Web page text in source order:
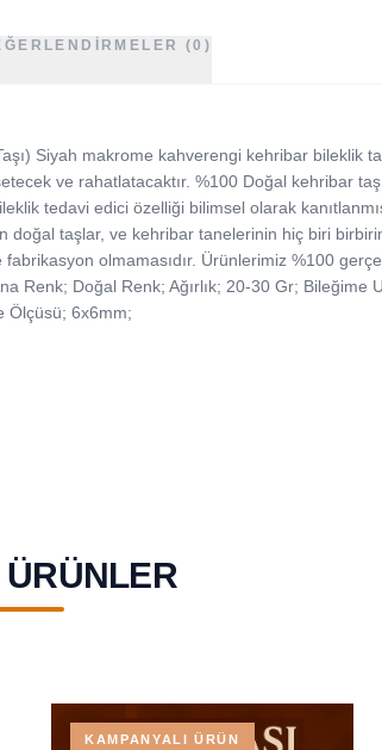
(0)
Siyah makrome kahverengi kehribar bileklik
ve rahatlatacaktır. %100 Doğal kehribar
tedavi edici özelliği bilimsel olarak
taşlar, ve kehribar tanelerinin hiç biri
olmamasıdır. Ürünlerimiz %100
Renk; Doğal Renk; Ağırlık; 20-30 Gr; Bileğime
Ölçüsü; 6x6mm;
KAMPANYALI ÜRÜN